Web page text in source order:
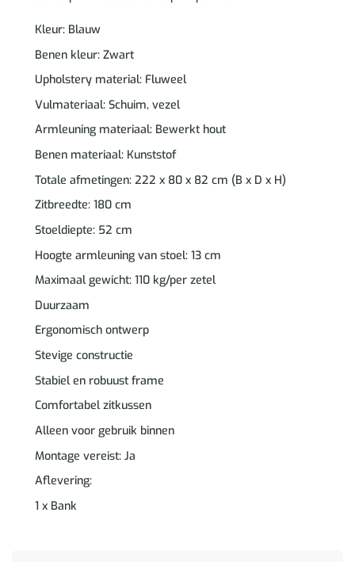
Kleur: Blauw
Benen kleur: Zwart
Upholstery material: Fluweel
Vulmateriaal: Schuim, vezel
Armleuning materiaal: Bewerkt hout
Benen materiaal: Kunststof
Totale afmetingen: 222 x 80 x 82 cm (B x D x H)
Zitbreedte: 180 cm
Stoeldiepte: 52 cm
Hoogte armleuning van stoel: 13 cm
Maximaal gewicht: 110 kg/per zetel
Duurzaam
Ergonomisch ontwerp
Stevige constructie
Stabiel en robuust frame
Comfortabel zitkussen
Alleen voor gebruik binnen
Montage vereist: Ja
Aflevering:
1 x Bank